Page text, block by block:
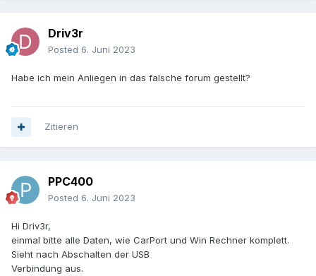
Driv3r
Posted 6. Juni 2023
Habe ich mein Anliegen in das falsche forum gestellt?
Zitieren
PPC400
Posted 6. Juni 2023
Hi Driv3r,
einmal bitte alle Daten, wie CarPort und Win Rechner komplett.
Sieht nach Abschalten der USB
Verbindung aus.